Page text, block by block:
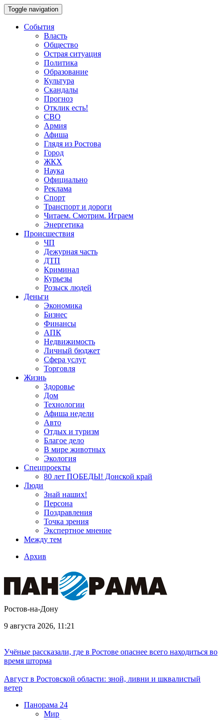
Toggle navigation
События
Власть
Общество
Острая ситуация
Политика
Образование
Культура
Скандалы
Прогноз
Отклик есть!
СВО
Армия
Афиша
Глядя из Ростова
Город
ЖКХ
Наука
Официально
Реклама
Спорт
Транспорт и дороги
Читаем. Смотрим. Играем
Энергетика
Происшествия
ЧП
Дежурная часть
ДТП
Криминал
Курьезы
Розыск людей
Деньги
Экономика
Бизнес
Финансы
АПК
Недвижимость
Личный бюджет
Сфера услуг
Торговля
Жизнь
Здоровье
Дом
Технологии
Афиша недели
Авто
Отдых и туризм
Благое дело
В мире животных
Экология
Спецпроекты
80 лет ПОБЕДЫ! Донской край
Люди
Знай наших!
Персона
Поздравления
Точка зрения
Экспертное мнение
Между тем
Архив
Ростов-на-Дону
9 августа 2026, 11:21
Учёные рассказали, где в Ростове опаснее всего находиться во
время шторма
Август в Ростовской области: зной, ливни и шквалистый
ветер
Панорама 24
Мир